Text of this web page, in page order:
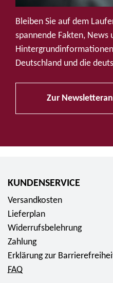
u
f
S
o
c
d
Bleiben Sie auf dem
spannende Fakten, News
Deutschland und die
Zur
KUNDENSERVICE
Versandkosten
Lieferplan
Widerrufsbelehrung
Zahlung
Erklärung zur
FAQ